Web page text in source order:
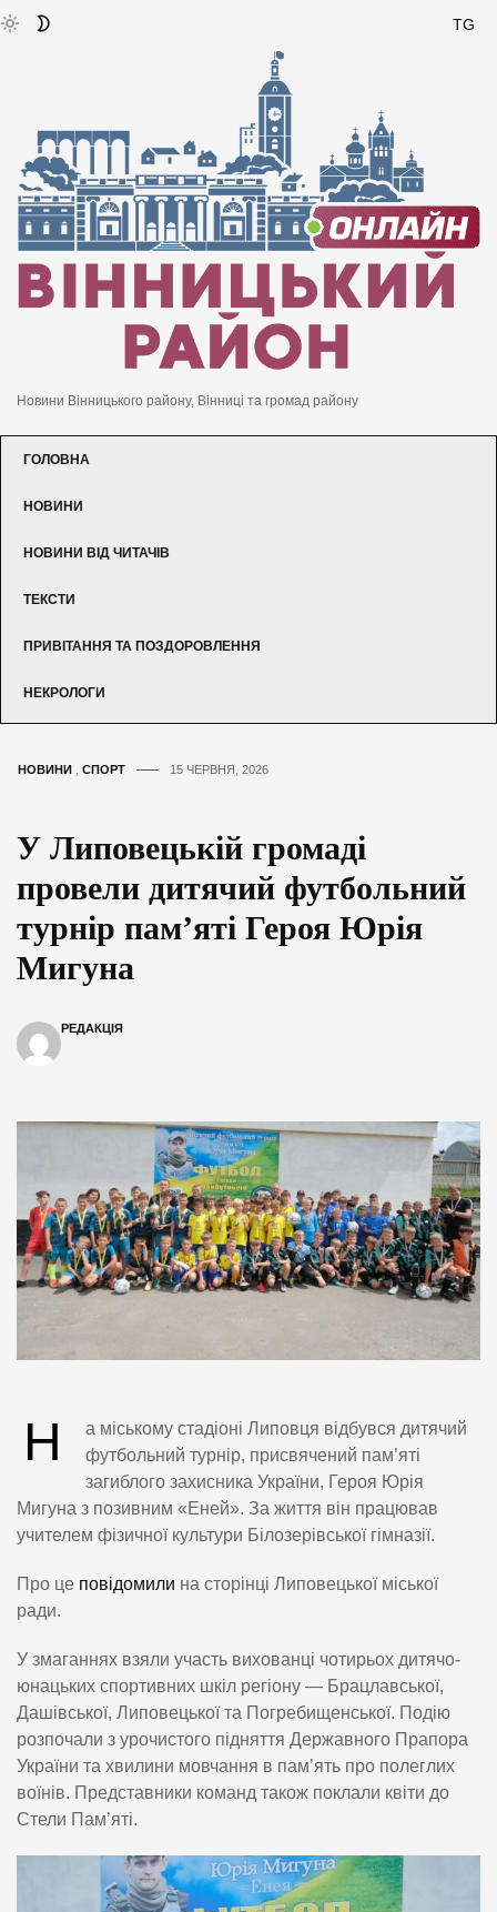
TG
Новини Вінницького району, Вінниці та громад району
ГОЛОВНА
НОВИНИ
НОВИНИ ВІД ЧИТАЧІВ
ТЕКСТИ
ПРИВІТАННЯ ТА ПОЗДОРОВЛЕННЯ
НЕКРОЛОГИ
НОВИНИ СПОРТ 15 ЧЕРВНЯ, 2026
У Липовецькій громаді
провели дитячий футбольний
турнір пам’яті Героя Юрія
Мигуна
РЕДАКЦІЯ
Н
а міському стадіоні Липовця відбувся дитячий
футбольний турнір, присвячений пам’яті
загиблого захисника України, Героя Юрія
Мигуна з позивним «Еней». За життя він працював
учителем фізичної культури Білозерівської гімназії.
Про це повідомили на сторінці Липовецької міської
ради.
У змаганнях взяли участь вихованці чотирьох дитячо-
юнацьких спортивних шкіл регіону — Брацлавської,
Дашівської, Липовецької та Погребищенської. Подію
розпочали з урочистого підняття Державного Прапора
України та хвилини мовчання в пам’ять про полеглих
воїнів. Представники команд також поклали квіти до
Стели Пам’яті.